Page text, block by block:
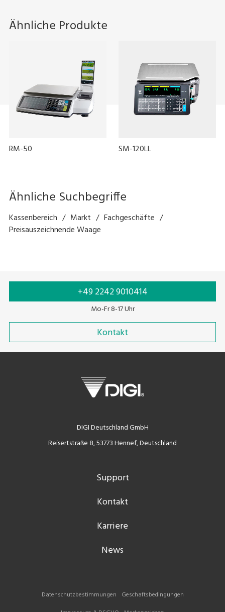
Ähnliche Produkte
RM-50 SM-120LL
Ähnliche Suchbegriffe
Kassenbereich Markt
Fachgeschäfte
Preisauszeichnende Waage
+49 2242 9010414
Mo-Fr 8-17 Uhr
Kontakt
DIGI Deutschland GmbH
Reisertstraße 8, 53773 Hennef, Deutschland
Support
Kontakt
Karriere
News
Datenschutzbestimmungen Geschaftsbedingungen